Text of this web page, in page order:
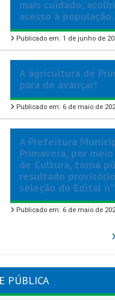
mais cuidado,
acesso à população.
Publicado em: 1 de junho de
A agricultura de
para de avançar!
Publicado em: 6 de maio de
A Prefeitura
Primavera, por
de Cultura, torna
resultado
seleção do Edital
Publicado em: 6 de maio de
PÚBLICA